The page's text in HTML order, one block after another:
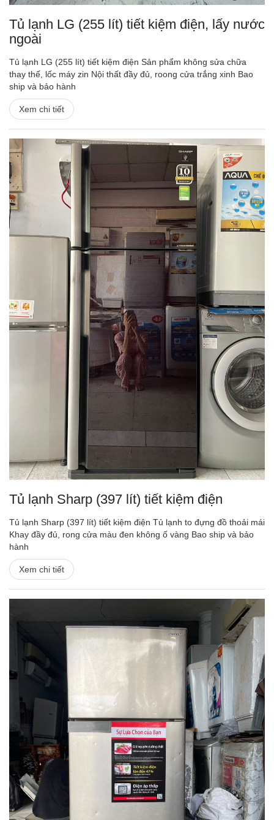
Tủ lạnh LG (255 lít) tiết kiệm điện, lấy nước
ngoài
Tủ lạnh LG (255 lít) tiết kiệm điện Sản phẩm không sửa chữa
thay thế, lốc máy zin Nội thất đầy đủ, roong cửa trắng xinh Bao
ship và bảo hành
Xem chi tiết
Tủ lạnh Sharp (397 lít) tiết kiệm điện
Tủ lạnh Sharp (397 lít) tiết kiệm điện Tủ lạnh to đựng đồ thoải mái
Khay đầy đủ, rong cửa màu đen không ố vàng Bao ship và bảo
hành
Xem chi tiết